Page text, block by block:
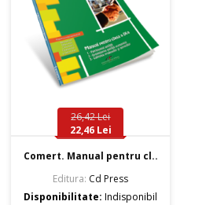
26,42 Lei
22,46 Lei
Comert. Manual pentru cl..
Editura: Cd Press
Disponibilitate:Indisponibil